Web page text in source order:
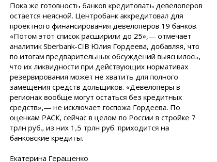
Пока же готовность банков кредитовать девелоперов
остается неясной. Центробанк аккредитовал для
проектного финансирования девелоперов 19 банков.
«Потом этот список расширили до 25»,— отмечает
аналитик Sberbank-CIB Юлия Гордеева, добавляя, что
по итогам предварительных обсуждений выяснилось,
что их ликвидности при действующих нормативах
резервирования может не хватить для полного
замещения средств дольщиков. «Девелоперы в
регионах вообще могут остаться без кредитных
средств»,— не исключает госпожа Гордеева. По
оценкам РАСК, сейчас в целом по России в стройке 7
трлн руб., из них 1,5 трлн руб. приходится на
банковские кредиты.
Екатерина Геращенко